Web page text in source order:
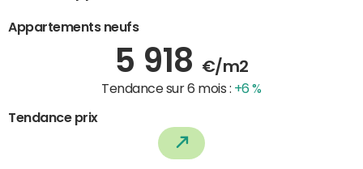
Appartements neufs
5 918 €/m2
Tendance sur 6 mois : +6 %
Tendance prix